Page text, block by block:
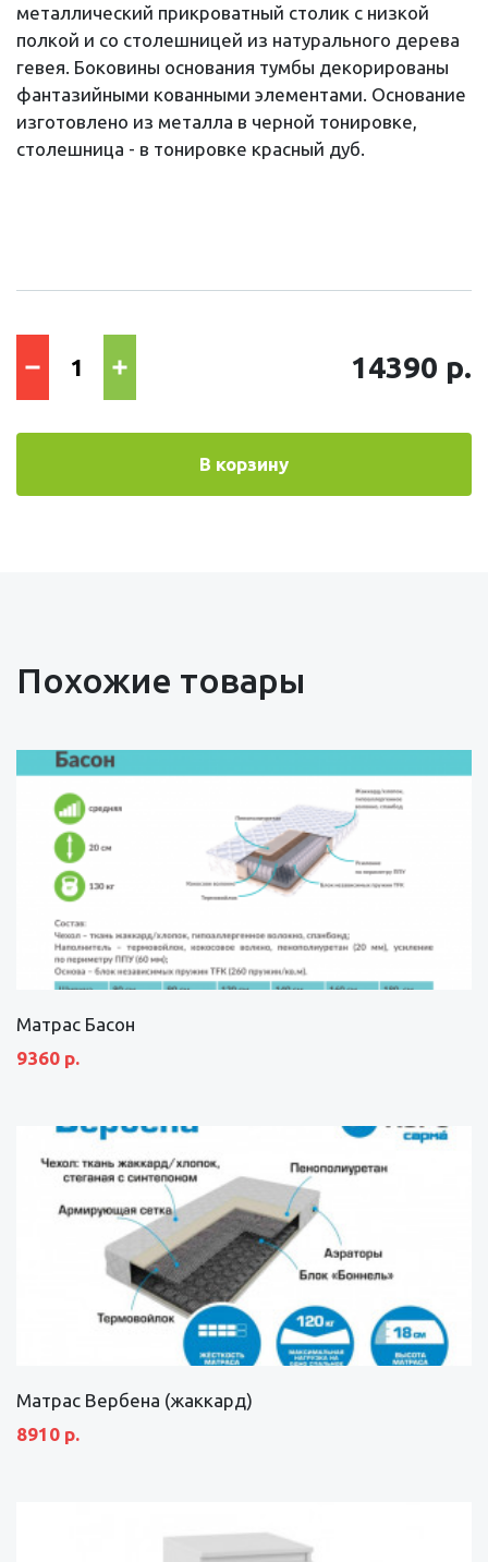
металлический прикроватный столик с низкой
полкой и со столешницей из натурального дерева
гевея. Боковины основания тумбы декорированы
фантазийными кованными элементами. Основание
изготовлено из металла в черной тонировке,
столешница - в тонировке красный дуб.
14390 р.
В корзину
Похожие товары
Матрас Басон
9360 р.
Матрас Вербена (жаккард)
8910 р.